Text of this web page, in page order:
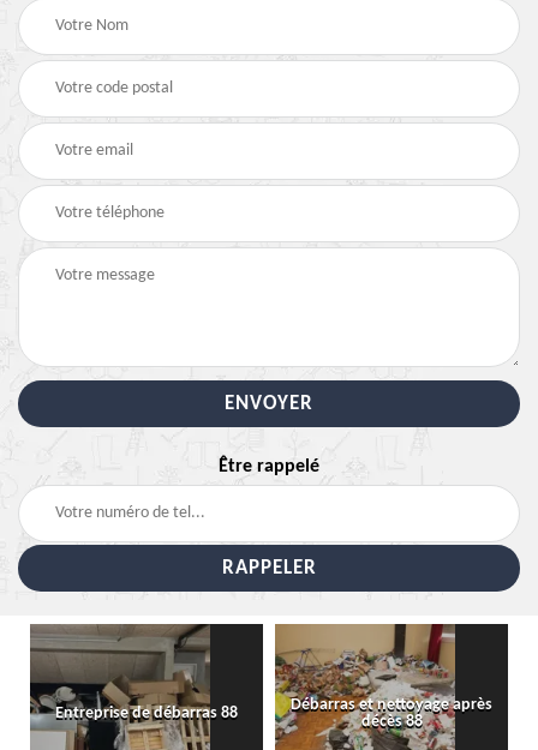
Être rappelé
Entreprise de débarras 88
Débarras et nettoyage après
décès 88